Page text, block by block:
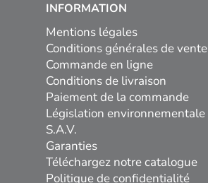
INFORMATION
Mentions légales
Conditions générales de vente
Commande en ligne
Conditions de livraison
Paiement de la commande
Législation environnementale
S.A.V.
Garanties
Téléchargez notre catalogue
Politique de confidentialité